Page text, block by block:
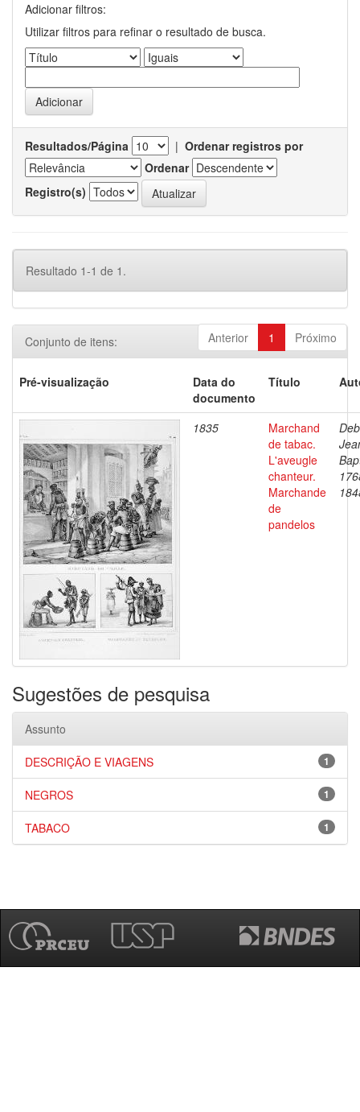
Adicionar filtros:
Utilizar filtros para refinar o resultado de busca.
Resultados/Página | Ordenar registros por
Ordenar
Registro(s)
Resultado 1-1 de 1.
Anterior 1 Próximo
Conjunto de itens:
Pré-visualização
Data do
documento
Título
1835
Marchand
de tabac.
L'aveugle
chanteur.
Marchande
de
pandelos
Sugestões de pesquisa
Assunto
1
DESCRIÇÃO E VIAGENS
1
NEGROS
1
TABACO